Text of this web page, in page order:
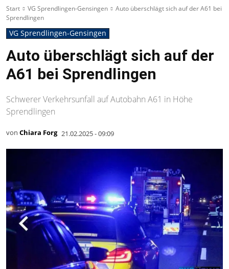
Start VG Sprendlingen-Gensingen
Auto überschlägt sich auf der A61 bei
Sprendlingen
VG Sprendlingen-Gensingen
Auto überschlägt sich auf der
A61 bei Sprendlingen
Schwerer Verkehrsunfall auf Autobahn A61 in Höhe
Sprendlingen
von Chiara Forg 21.02.2025 - 09:09